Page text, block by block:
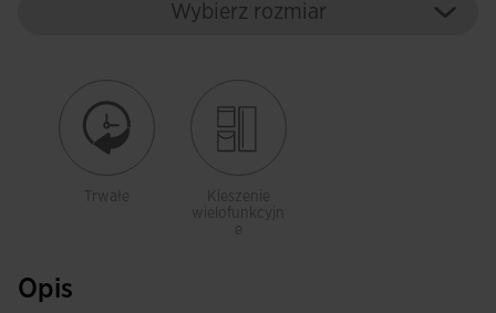
Wybierz rozmiar
Trwałe
Kieszenie
wielofunkcyjn
e
Opis